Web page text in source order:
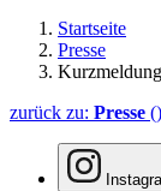
Startseite
Presse
zurück zu: Presse ()